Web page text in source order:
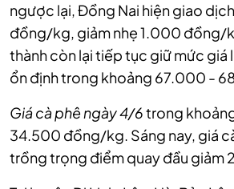
ngược lại, Đồng Nai hiện giao
đồng/kg, giảm nhẹ 1.000 đồng/
thành còn lại tiếp tục giữ mức giá
ổn định trong khoảng 67.000 -
Giá cà phê ngày 4/6trong
34.500 đồng/kg. Sáng nay, giá
trồng trọng điểm quay đầu